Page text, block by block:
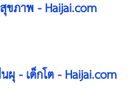
ขภาพ - Haijai.com
ผุ - เด็กโต - Haijai.com